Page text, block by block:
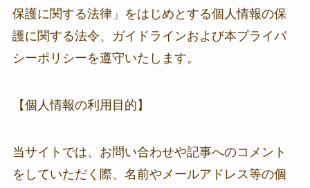
保護に関する法律」をはじめとする個人情報の保
護に関する法令、ガイドラインおよび本プライバ
シーポリシーを遵守いたします。
【個人情報の利用目的】
当サイトでは、お問い合わせや記事へのコメント
をしていただく際、名前やメールアドレス等の個